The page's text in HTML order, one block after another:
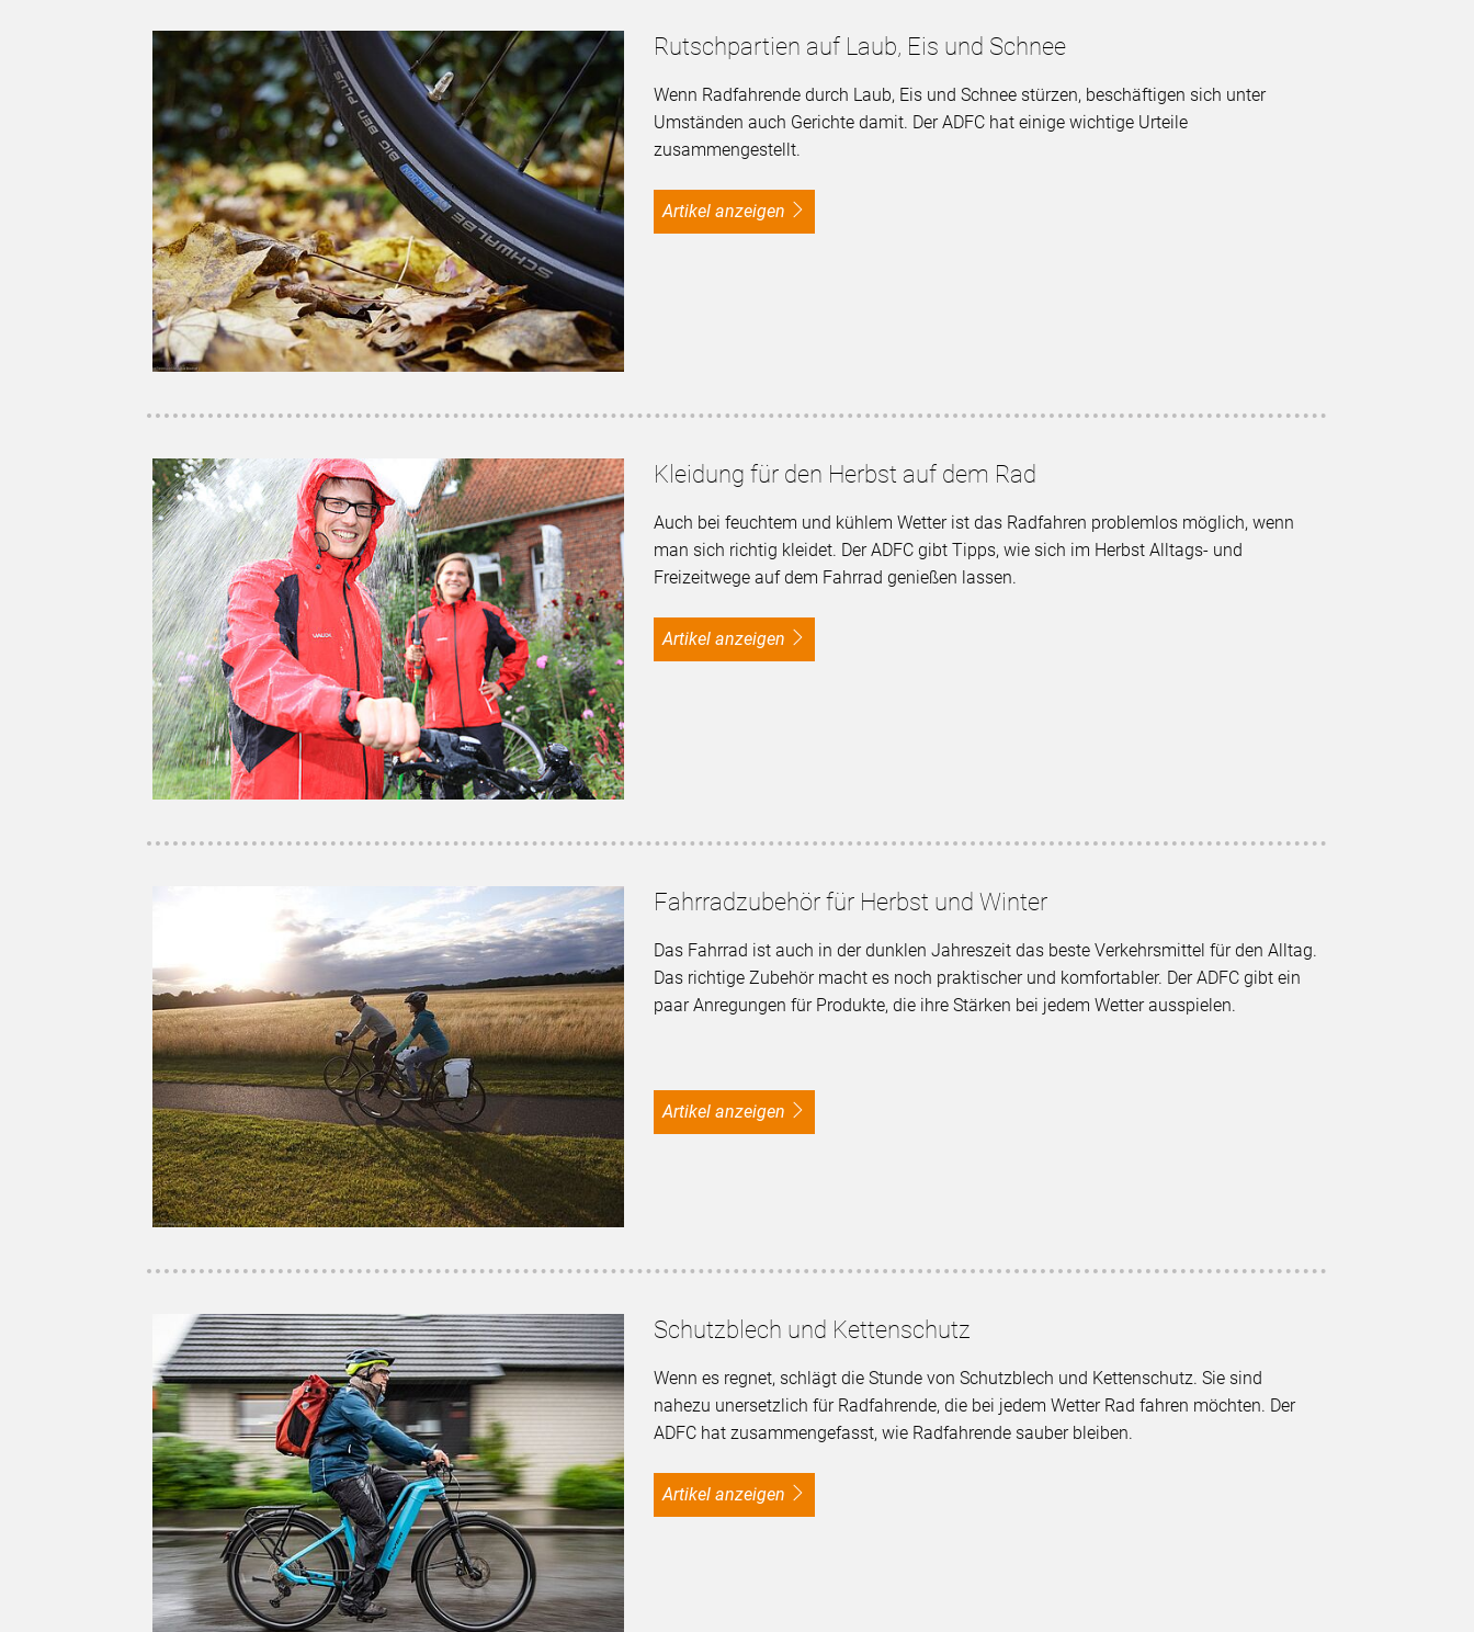
Rutschpartien auf Laub, Eis und Schnee
Wenn Radfahrende durch Laub, Eis und Schnee stürzen, beschäftigen sich unter
Umständen auch Gerichte damit. Der ADFC hat einige wichtige Urteile
zusammengestellt.
Artikel anzeigen
Kleidung für den Herbst auf dem Rad
Auch bei feuchtem und kühlem Wetter ist das Radfahren problemlos möglich, wenn
man sich richtig kleidet. Der ADFC gibt Tipps, wie sich im Herbst Alltags- und
Freizeitwege auf dem Fahrrad genießen lassen.
Artikel anzeigen
Fahrradzubehör für Herbst und Winter
Das Fahrrad ist auch in der dunklen Jahreszeit das beste Verkehrsmittel für den Alltag.
Das richtige Zubehör macht es noch praktischer und komfortabler. Der ADFC gibt ein
paar Anregungen für Produkte, die ihre Stärken bei jedem Wetter ausspielen.
Artikel anzeigen
Schutzblech und Kettenschutz
Wenn es regnet, schlägt die Stunde von Schutzblech und Kettenschutz. Sie sind
nahezu unersetzlich für Radfahrende, die bei jedem Wetter Rad fahren möchten. Der
ADFC hat zusammengefasst, wie Radfahrende sauber bleiben.
Artikel anzeigen